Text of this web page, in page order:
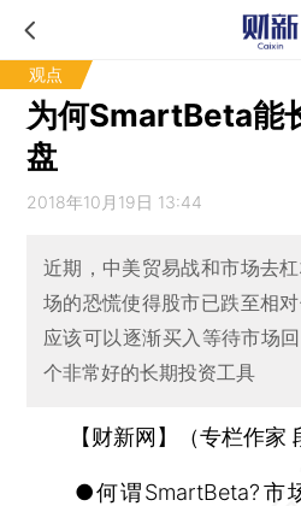
观点
为何SmartBeta能
盘
2018年10月19日 13:44
近期，中美贸易战和市场去
场的恐慌使得股市已跌至相
应该可以逐渐买入等待市场
个非常好的长期投资工具
【财新网】（专栏作家
●何谓SmartBeta?市场